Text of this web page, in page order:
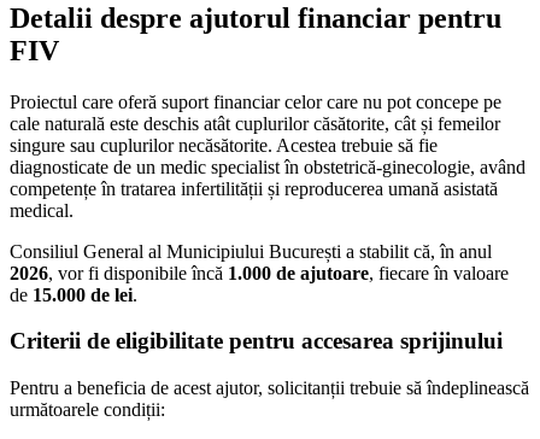
Detalii despre ajutorul financiar pentru
FIV
Proiectul care oferă suport financiar celor care nu pot concepe pe
cale naturală este deschis atât cuplurilor căsătorite, cât și femeilor
singure sau cuplurilor necăsătorite. Acestea trebuie să fie
diagnosticate de un medic specialist în obstetrică-ginecologie, având
competențe în tratarea infertilității și reproducerea umană asistată
medical.
Consiliul General al Municipiului București a stabilit că, în anul
2026, vor fi disponibile încă 1.000 de ajutoare, fiecare în valoare
de 15.000 de lei.
Criterii de eligibilitate pentru accesarea sprijinului
Pentru a beneficia de acest ajutor, solicitanții trebuie să îndeplinească
următoarele condiții: